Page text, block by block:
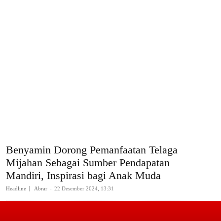
Benyamin Dorong Pemanfaatan Telaga
Mijahan Sebagai Sumber Pendapatan
Mandiri, Inspirasi bagi Anak Muda
Headline Abrar - 22 Desember 2024, 13:31